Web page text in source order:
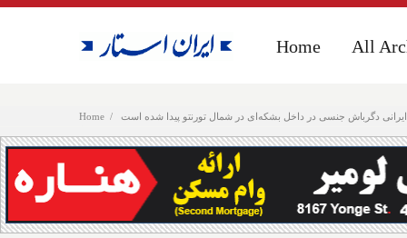
Home دگرباش جنسی در داخل بشکه‌ای در شمال تورنتو پیدا شده است
Home All
Home All